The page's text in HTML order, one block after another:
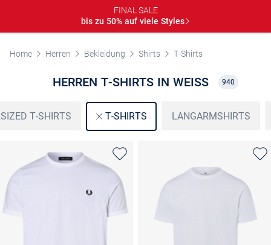
FINAL SALE
bis zu 50% auf viele Styles
Home Herren Bekleidung Shirts T-Shirts
HERREN T-SHIRTS IN WEISS 940
T-SHIRTS T-SHIRTS LANGARMSHIRTS